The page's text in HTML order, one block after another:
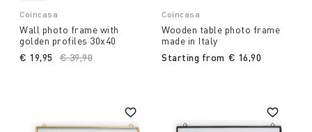
Coincasa
Wall photo frame with
golden profiles 30x40
Price reduced from
€ 39,90
€ 19,95
Coincasa
Wooden table photo frame
made in Italy
Starting from € 16,90